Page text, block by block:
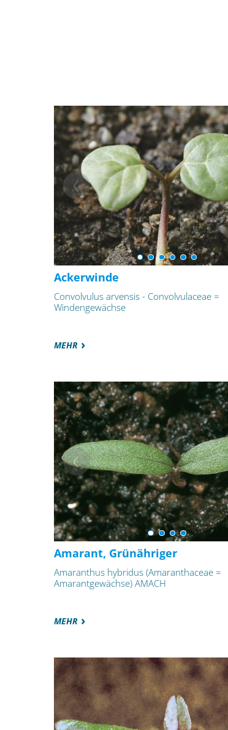
Ackerwinde
Convolvulus arvensis - Convolvulaceae =
Windengewächse
MEHR
Amarant, Grünähriger
Amaranthus hybridus (Amaranthaceae =
Amarantgewächse) AMACH
MEHR